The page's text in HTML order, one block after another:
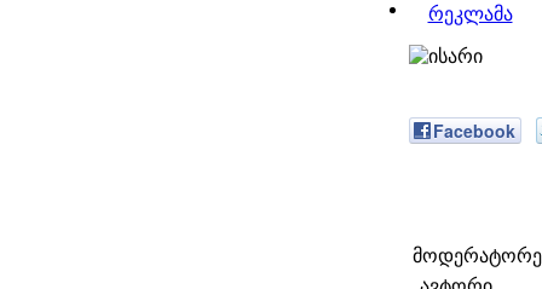
რეკლამა
Facebook